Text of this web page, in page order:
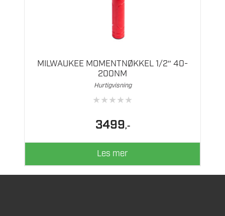
MILWAUKEE MOMENTNØKKEL 1/2″ 40-
200NM
Hurtigvisning
★★★★★
3499,-
Les mer